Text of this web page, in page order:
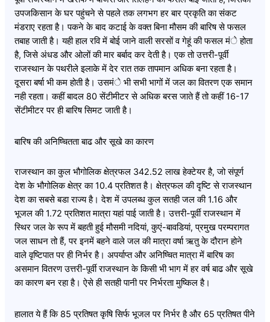
उपजकिसान के घर पहुंचने से पहले तक लगभग हर बार प्रकृति का संकट
मंडराए रहता है। पकने के बाद कटाई के वक्त बिना मौसम की बारिष से फसल
तबाह जाती है। यही हाल रवि में बोई जाने वाली सरसों व गेहूं की फसल मंे होता
है, जिसे अंधड और ओलों की मार बर्बाद कर देती है। एक तो उत्तरी-पूर्वी
राजस्थान के पथरीले इलाके में देर रात तक तापमान अधिक बना रहता है।
दूसरा बर्षा भी कम होती है। उसमंे भी सभी भागों में जल का वितरण एक समान
नही रहता। कहीं बादल 80 सेंटीमीटर से अधिक बरस जाते हैं तो कहीं 16-17
सेंटीमीटर पर ही बारिष सिमट जाती है।
बारिष की अनिष्चितता बाढ और सूखे का कारण
राजस्थान का कुल भौगोलिक क्षेत्रफल 342.52 लाख हेक्टेयर है, जो संपूर्ण
देश के भौगोलिक क्षेत्र का 10.4 प्रतिशत है। क्षेत्रफल की दृष्टि से राजस्थान
देश का सबसे बडा राज्य है। देश में उपलब्ध कुल सतही जल की 1.16 और
भूजल की 1.72 प्रतिशत मात्रा यहां पाई जाती है। उत्तरी-पूर्वी राजस्थान में
स्थिर जल के रूप में बहती हुई मौसमी नदियां, कुएं-बावडियां, प्रमुख परम्परागत
जल साधन तो हैं, पर इनमें बहने वाले जल की मात्रा वर्षा ऋतु के दौरान होने
वाले वृष्टिपात पर ही निर्भर है। अपर्याप्त और अनिष्चित मात्रा में बारिष का
असमान वितरण उत्तरी-पूर्वी राजस्थान के किसी भी भाग में हर वर्ष बाढ और सूखे
का कारण बन रहा है। ऐसे ही सतही पानी पर निर्भरता मुष्किल है।
हालात ये हैं कि 85 प्रतिषत कृषि सिर्फ भूजल पर निर्भर है और 65 प्रतिषत पीने